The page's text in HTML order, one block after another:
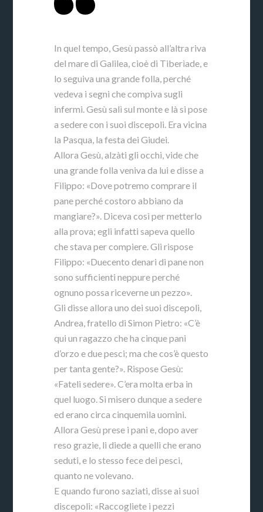
In quel tempo, Gesù passò all’altra riva
del mare di Galilea, cioè di Tiberìade, e
lo seguiva una grande folla, perché
vedeva i segni che compiva sugli
infermi. Gesù salì sul monte e là si pose
a sedere con i suoi discepoli. Era vicina
la Pasqua, la festa dei Giudei.
Allora Gesù, alzàti gli occhi, vide che
una grande folla veniva da lui e disse a
Filippo: «Dove potremo comprare il
pane perché costoro abbiano da
mangiare?». Diceva così per metterlo
alla prova; egli infatti sapeva quello
che stava per compiere. Gli rispose
Filippo: «Duecento denari di pane non
sono sufficienti neppure perché
ognuno possa riceverne un pezzo».
Gli disse allora uno dei suoi discepoli,
Andrea, fratello di Simon Pietro: «C’è
qui un ragazzo che ha cinque pani
d’orzo e due pesci; ma che cos’è questo
per tanta gente?». Rispose Gesù:
«Fateli sedere». C’era molta erba in
quel luogo. Si misero dunque a sedere
ed erano circa cinquemila uomini.
Allora Gesù prese i pani e, dopo aver
reso grazie, li diede a quelli che erano
seduti, e lo stesso fece dei pesci,
quanto ne volevano.
E quando furono saziati, disse ai suoi
discepoli: «Raccogliete i pezzi